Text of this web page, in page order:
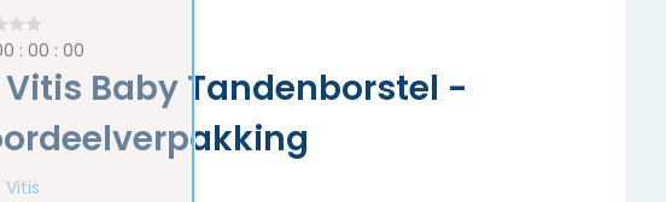
0 :00 :00
Vitis Baby Tandenborstel -
Vitis